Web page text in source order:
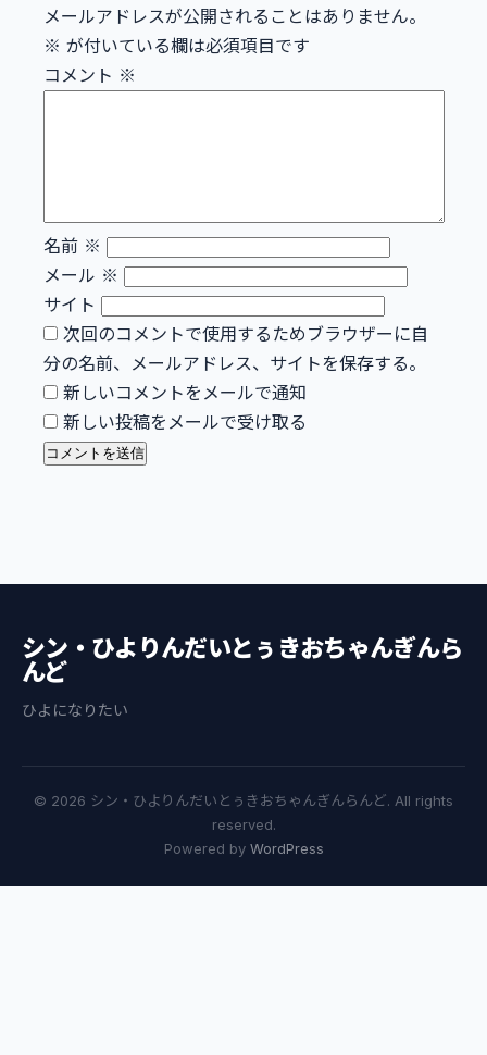
メールアドレスが公開されることはありません。
※ が付いている欄は必須項目です
コメント ※
名前 ※
メール ※
サイト
次回のコメントで使用するためブラウザーに自
分の名前、メールアドレス、サイトを保存する。
新しいコメントをメールで通知
新しい投稿をメールで受け取る
シン・ひよりんだいとぅきおちゃんぎんら
んど
ひよになりたい
© 2026 シン・ひよりんだいとぅきおちゃんぎんらんど. All rights
reserved.
Powered by WordPress